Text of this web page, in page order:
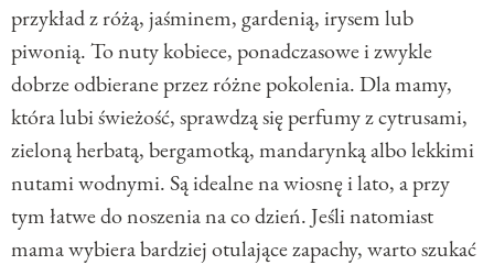
przykład z różą, jaśminem, gardenią, irysem lub
piwonią. To nuty kobiece, ponadczasowe i zwykle
dobrze odbierane przez różne pokolenia. Dla mamy,
która lubi świeżość, sprawdzą się perfumy z cytrusami,
zieloną herbatą, bergamotką, mandarynką albo lekkimi
nutami wodnymi. Są idealne na wiosnę i lato, a przy
tym łatwe do noszenia na co dzień. Jeśli natomiast
mama wybiera bardziej otulające zapachy, warto szukać